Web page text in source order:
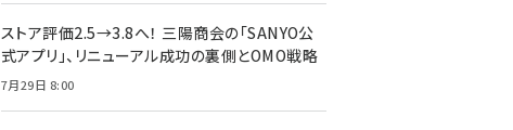
ストア評価2.5→3.8へ！ 三陽商会の「SANYO公
式アプリ」、リニューアル成功の裏側とOMO戦略
7月29日 8:00